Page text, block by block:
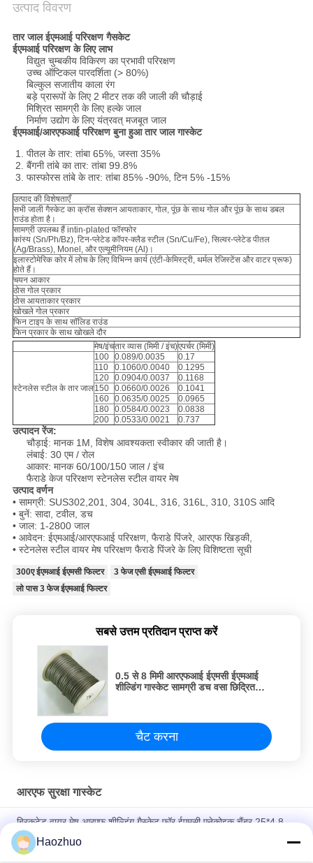
उत्पाद विवरण
तार जाल ईएमआई परिरक्षण गैसकेट
ईएमआई परिरक्षण के लिए लाभ
विद्युत चुम्बकीय विकिरण का प्रभावी परिरक्षण
उच्च ऑप्टिकल पारदर्शिता (> 80%)
बिल्कुल सजातीय काला रंग
बड़े प्रारूपों के लिए 2 मीटर तक की जाली की चौड़ाई
मिश्रित सामग्री के लिए हल्के जाल
निर्माण उद्योग के लिए यंत्रवत् मजबूत जाल
ईएमआई/आरएफआई परिरक्षण बुना हुआ तार जाल गास्केट
पीतल के तार: तांबा 65%, जस्ता 35%
बैंगनी तांबे का तार: तांबा 99.8%
फास्फोरस तांबे के तार: तांबा 85% -90%, टिन 5% -15%
उत्पाद की विशेषताएँ
सभी जाली गैस्केट का क्रॉस सेक्शन आयताकार, गोल, पूंछ के साथ गोल और पूंछ के साथ डबल
राउंड होता है।
सामग्री उपलब्ध हैं intin-plated फॉस्फोर
कांस्य (Sn/Ph/Bz), टिन-प्लेटेड कॉपर-क्लैड स्टील (Sn/Cu/Fe), सिल्वर-प्लेटेड पीतल
(Ag/Brass), Monel, और एल्यूमीनियम (Al)।
इलास्टोमेरिक कोर में लोच के लिए विभिन्न कार्य (एंटी-केमिस्ट्री, थर्मल रेजिस्टेंस और वाटर प्रूफ)
होते हैं।
चयन आकार
ठोस गोल प्रकार
ठोस आयताकार प्रकार
खोखले गोल प्रकार
फिन टाइप के साथ सॉलिड राउंड
फिन प्रकार के साथ खोखले दौर
मेष/इंचतार व्यास (मिमी / इंच)एपर्चर (मिमी)
स्टेनलेस स्टील के तार जाल
100 0.089/0.0035
0.17
110
0.1060/0.0040
0.1295
120 0.0904/0.0037
0.1168
150 0.0660/0.0026
0.1041
160 0.0635/0.0025
0.0965
180 0.0584/0.0023
0.0838
200 0.0533/0.0021 0.737
उत्पादन रेंज:
चौड़ाई: मानक 1M, विशेष आवश्यकता स्वीकार की जाती है।
लंबाई: 30 एम / रोल
आकार: मानक 60/100/150 जाल / इंच
फैराडे केज परिरक्षण स्टेनलेस स्टील वायर मेष
उत्पाद वर्णन
• सामग्री: SUS302,201, 304, 304L, 316, 316L, 310, 310S आदि
• बुनें: सादा, टवील, डच
• जाल: 1-2800 जाल
• आवेदन: ईएमआई/आरएफआई परिरक्षण, फैराडे पिंजरे, आरएफ खिड़की,
• स्टेनलेस स्टील वायर मेष परिरक्षण फैराडे पिंजरे के लिए विशिष्टता सूची
300ए ईएमआई ईएमसी फिल्टर
3 फेज एसी ईएमआई फिल्टर
लो पास 3 फेज ईएमआई फिल्टर
सबसे उत्तम प्रतिदान प्राप्त करें
0.5 से 8 मिमी आरएफआई ईएमसी ईएमआई
शील्डिंग गास्केट सामग्री डच वसा छिद्रित
चैट करना
आरएफ सुरक्षा गास्केट
ब्रिकटेड वायर मेष आरएफ शील्डिंग गैस्केट फॉर ईएमसी एनेकोइक चैंबर 25*4.8
आरएफ शील्डिंग रूम ईएमसी एनेकोइक चैंबर
Haozhuo